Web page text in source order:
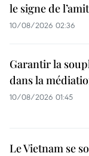
le signe de
10/08/2026 02:36
Garantir la
dans la
10/08/2026 01:45
Le Vietnam se